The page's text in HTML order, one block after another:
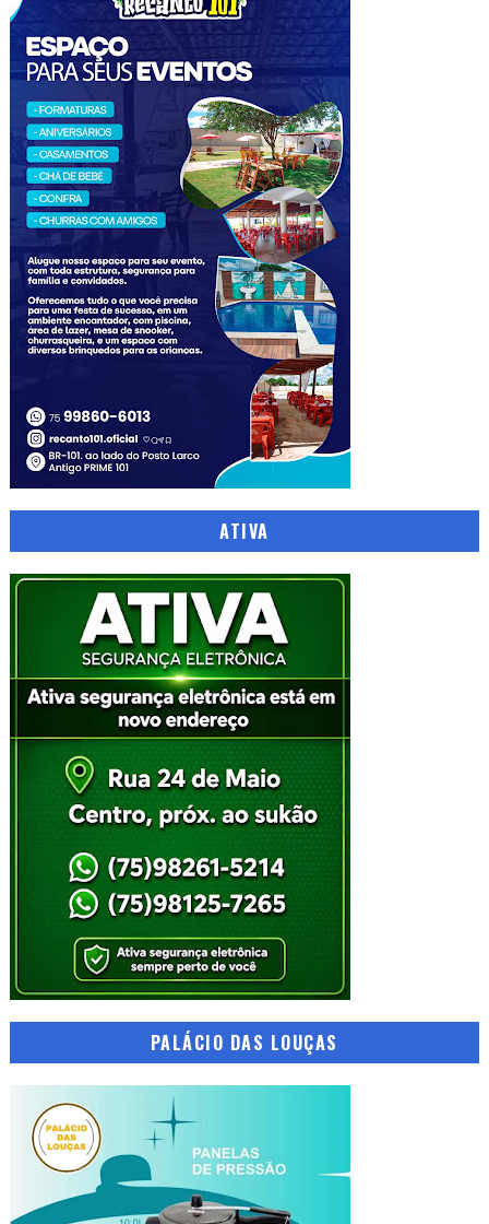
ATIVA
PALÁCIO DAS LOUÇAS